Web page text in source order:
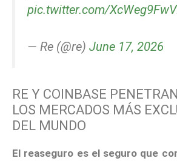
pic.twitter.com/
— Re (@re) June 17, 2026
RE Y COINBASE
LOS MERCADOS MÁS
DEL MUNDO
El reaseguro es el seguro que